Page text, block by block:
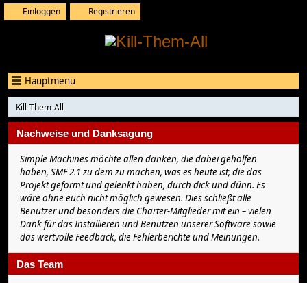
Einloggen Registrieren
Hauptmenü
Kill-Them-All
Nachweise und Danksagung
Simple Machines möchte allen danken, die dabei geholfen
haben, SMF 2.1 zu dem zu machen, was es heute ist; die das
Projekt geformt und gelenkt haben, durch dick und dünn. Es
wäre ohne euch nicht möglich gewesen. Dies schließt alle
Benutzer und besonders die Charter-Mitglieder mit ein – vielen
Dank für das Installieren und Benutzen unserer Software sowie
das wertvolle Feedback, die Fehlerberichte und Meinungen.
Das Team